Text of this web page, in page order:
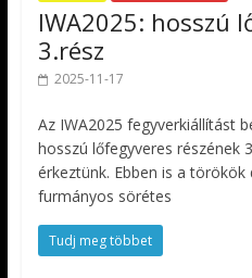
IWA2025: hosszú
3.rész
2025-11-17
Az IWA2025 fegyverkiállítást
hosszú lőfegyveres részének
érkeztünk. Ebben is a
furmányos sörétes
Tudj meg többet